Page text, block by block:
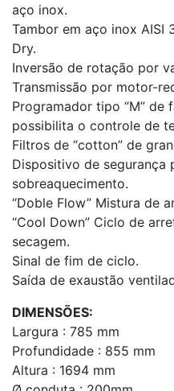
aço inox.
Tambor em aço inox
Dry.
Inversão de rotação por
Transmissão por motor-
Programador tipo “M” de
possibilita o controle de
Filtros de “cotton” de
Dispositivo de segurança
sobreaquecimento.
“Doble Flow” Mistura de
“Cool Down” Ciclo de
secagem.
Sinal de fim de ciclo.
Saída de exaustão
DIMENSÕES:
Largura : 785 mm
Profundidade : 855 mm
Altura : 1694 mm